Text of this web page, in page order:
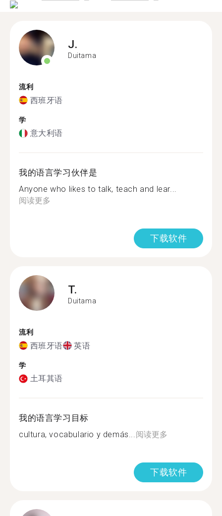
J.
Duitama
流利
西班牙语
学
意大利语
我的语言学习伙伴是
Anyone who likes to talk, teach and lear...
阅读更多
下载软件
T.
Duitama
流利
西班牙语 英语
学
土耳其语
我的语言学习目标
cultura, vocabulario y demás...阅读更多
下载软件